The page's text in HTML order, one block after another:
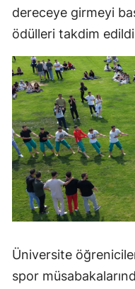
dereceye girmeyi
ödülleri takdim
Üniversite
spor